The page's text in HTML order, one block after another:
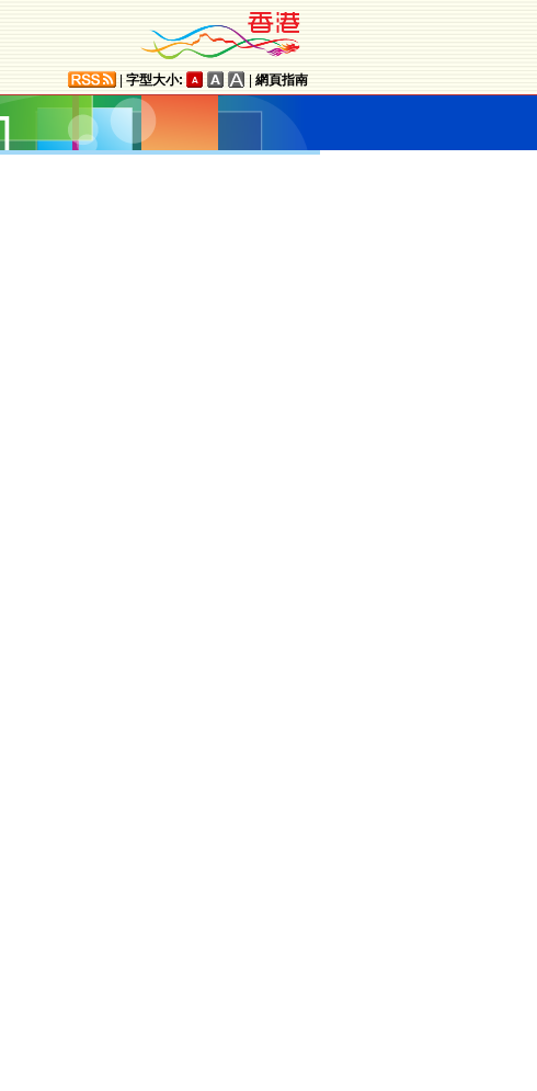
字型大小: 網頁指南